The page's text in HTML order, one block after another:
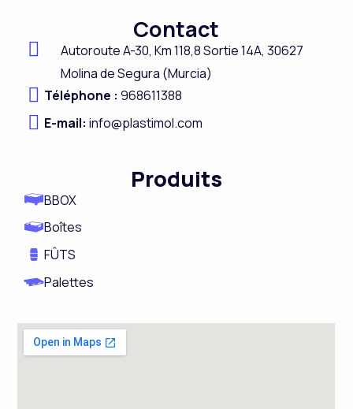
b
o
o
k
e
d
i
n
t
a
g
r
a
t
u
b
Contact
Autoroute A-30, Km 118,8Sortie 14A,30627
Molina de Segura (Murcia)
Téléphone :968611388
E-mail: info@plastimol.com
Produits
BBOX
Boîtes
FÛTS
Palettes